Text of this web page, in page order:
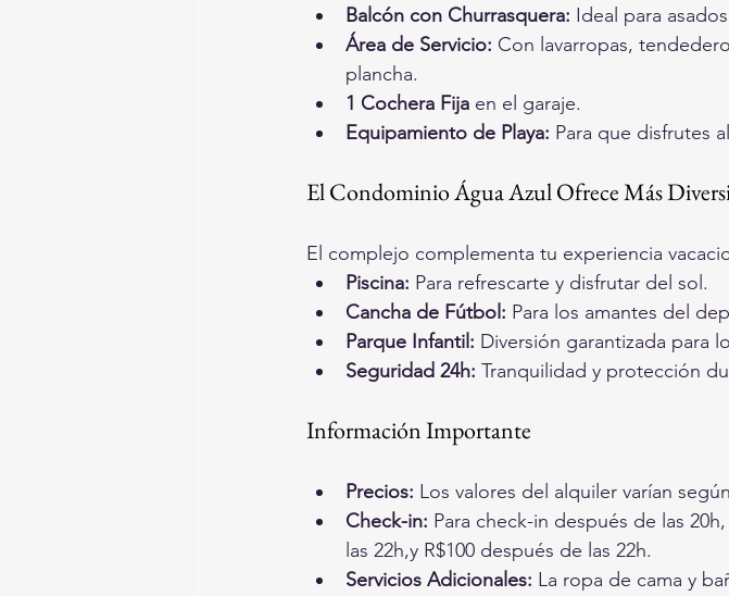
Balcón con Churrasquera: Ideal para
Área de Servicio: Con lavarropas,
plancha.
1 Cochera Fija en el garaje.
Equipamiento de Playa: Para que disfrutes
El Condominio Água Azul Ofrece Más
El complejo complementa tu experiencia
Piscina: Para refrescarte y disfrutar del sol.
Cancha de Fútbol: Para los amantes del
Parque Infantil: Diversión garantizada para
Seguridad 24h: Tranquilidad y protección
Información Importante
Precios: Los valores del alquiler varían
Check-in: Para check-in después de las
las 22h,y R$100 después de las 22h.
Servicios Adicionales: La ropa de cama y